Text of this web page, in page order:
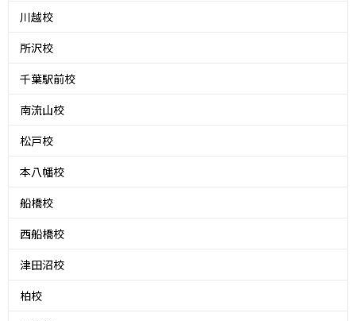
川越校
所沢校
千葉駅前校
南流山校
松戸校
本八幡校
船橋校
西船橋校
津田沼校
柏校